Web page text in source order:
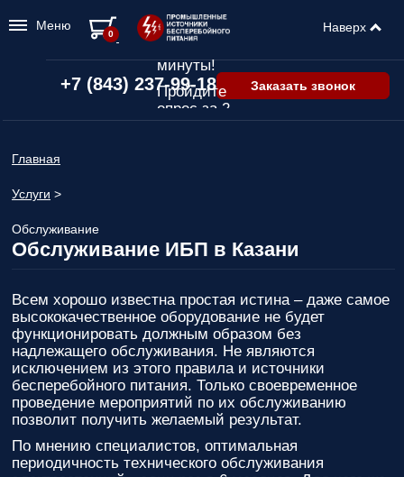
+7 (843) 237-99-18 Заказать звонок
Главная
Услуги >
Обслуживание
Обслуживание ИБП в Казани
Всем хорошо известна простая истина – даже самое
высококачественное оборудование не будет
функционировать должным образом без
надлежащего обслуживания. Не являются
исключением из этого правила и источники
бесперебойного питания. Только своевременное
проведение мероприятий по их обслуживанию
позволит получить желаемый результат.
По мнению специалистов, оптимальная
периодичность технического обслуживания
Меню Наверх
0
Подбор ИБП
минуты!
Пройдите
опрос за 2
минуты
опрос и вы
рекомендованных
ИБПс
ценами,
учитывая
только
важные для
вас
параметры!
Персональную